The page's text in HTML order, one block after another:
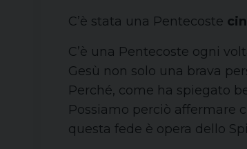
C’è stata una Pentecoste
C’è una Pentecoste ogni
Gesù non solo una brava
Perché, come ha spiegato
Possiamo perciò affermare
questa fede è opera dello